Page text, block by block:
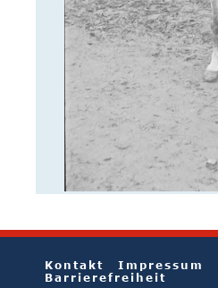
Kontakt Impressum
Barrierefreiheit